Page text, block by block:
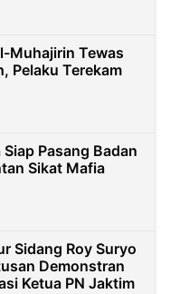
Muhajirin Tewas
Pelaku Terekam
Pasang Badan
Sikat Mafia
Sidang Roy Suryo
Demonstran
Ketua PN Jaktim